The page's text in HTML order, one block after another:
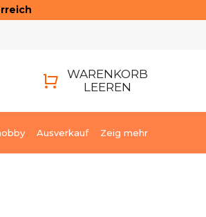
WARENKORB
LEEREN
Ausverkauf Zeig mehr